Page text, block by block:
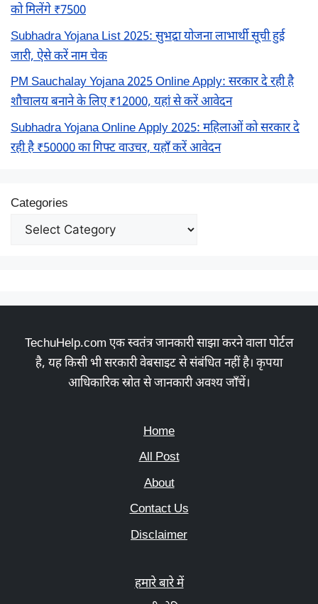
को मिलेंगे ₹7500
Subhadra Yojana List 2025: सुभद्रा योजना लाभार्थी सूची हुई
जारी, ऐसे करें नाम चेक
PM Sauchalay Yojana 2025 Online Apply: सरकार दे रही है
शौचालय बनाने के लिए ₹12000, यहां से करें आवेदन
Subhadra Yojana Online Apply 2025: महिलाओं को सरकार दे
रही है ₹50000 का गिफ्ट वाउचर, यहाँ करें आवेदन
Categories
TechuHelp.com एक स्वतंत्र जानकारी साझा करने वाला पोर्टल
है, यह किसी भी सरकारी वेबसाइट से संबंधित नहीं है। कृपया
आधिकारिक स्रोत से जानकारी अवश्य जाँचें।
Home
All Post
About
Contact Us
Disclaimer
हमारे बारे में